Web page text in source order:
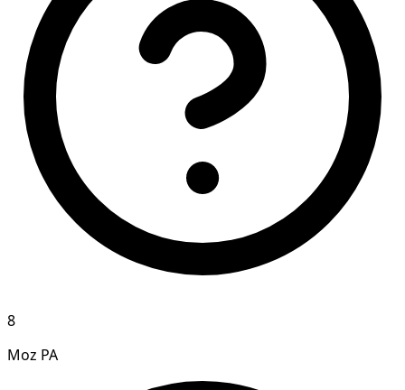
8
Moz PA